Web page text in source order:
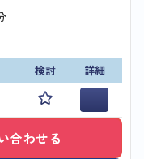
検討
詳細
合わせる